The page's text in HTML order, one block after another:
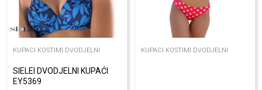
KUPACI KOSTIMI DVODJELNI
SIELEI DVODJELNI KUPAĆI
EY5369
KUPACI KOSTIMI DVODJELNI